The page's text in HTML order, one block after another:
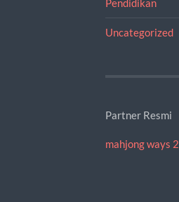
Uncategorized
Partner Resmi
mahjong ways 2